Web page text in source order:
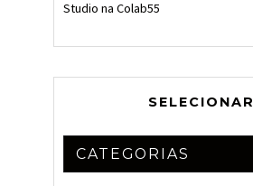
Studio na Colab55
SELECIONAR